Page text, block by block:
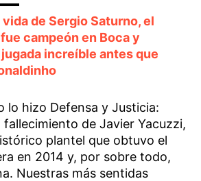
vida de Sergio Saturno, el
campeón en Boca y
increíble antes que
lo hizo Defensa y Justicia:
fallecimiento de Javier Yacuzzi,
plantel que obtuvo el
en 2014 y, por sobre todo,
Nuestras más sentidas